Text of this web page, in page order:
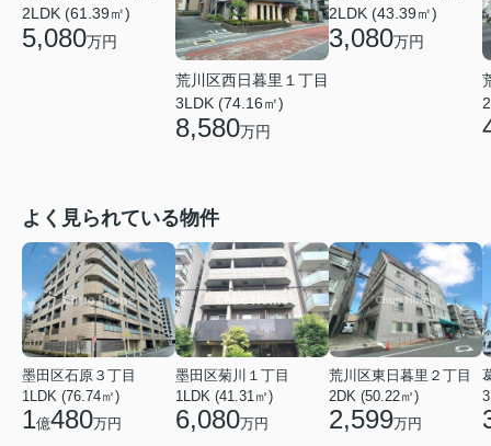
2LDK (61.39㎡)
5,080万円
荒川区西日暮里１丁目
3LDK (74.16㎡)
8,580万円
2LDK (43.39㎡)
3,080万円
よく見られている物件
墨田区石原３丁目
1LDK (76.74㎡)
1億480万円
墨田区菊川１丁目
1LDK (41.31㎡)
6,080万円
荒川区東日暮里２丁目
2DK (50.22㎡)
2,599万円